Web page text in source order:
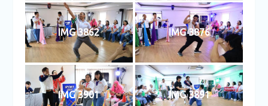
IMG 3862 IMG 3876
IMG 3901 IMG 3891